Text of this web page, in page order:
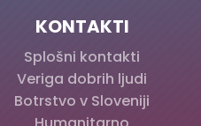
KONTAKTI
Splošni kontakti
Veriga dobrih ljudi
Botrstvo v Sloveniji